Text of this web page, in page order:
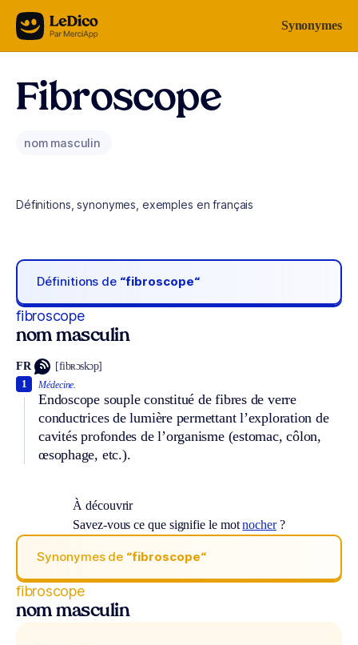
Aller au contenu Synonymes
Fibroscope
nom masculin
Définitions, synonymes, exemples en français
Définitions de “fibroscope“
fibroscope
nom masculin
FR [fibʀɔskɔp]
Médecine.
Endoscope souple constitué de fibres de verre
conductrices de lumière permettant l’exploration de
cavités profondes de l’organisme (estomac, côlon,
œsophage, etc.).
1
À découvrir
Savez-vous ce que signifie le motnocher?
Synonymes de “fibroscope“
fibroscope
nom masculin